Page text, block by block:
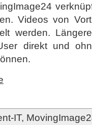
Videos von
werden.
direkt und
IT,